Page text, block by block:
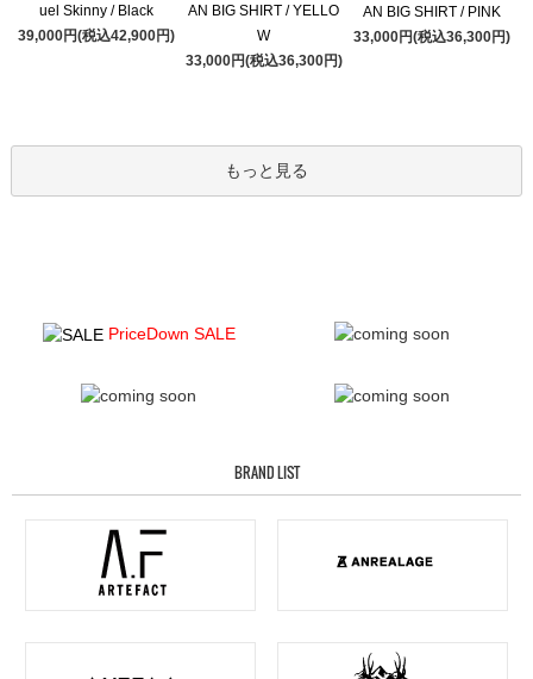
uel Skinny / Black
39,000円(税込42,900円)
AN BIG SHIRT / YELLO
W
33,000円(税込36,300円)
AN BIG SHIRT / PINK
33,000円(税込36,300円)
もっと見る
PriceDown SALE
BRAND LIST